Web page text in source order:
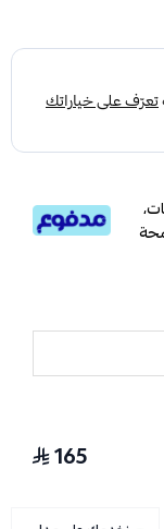
وحتى 6 دفعات،
165